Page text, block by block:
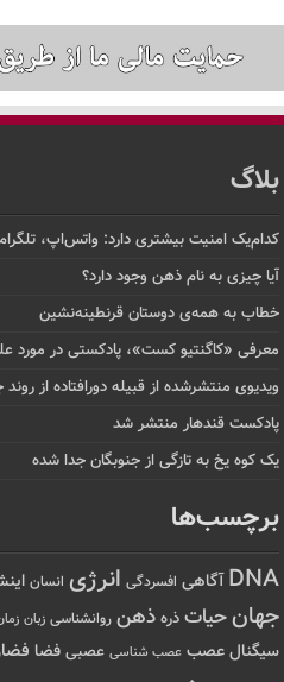
بلاگ
کدام‌یک امنیت بیشتری دارد: واتس‌اپ،
آیا چیزی به نام ذهن وجود دارد؟
خطاب به همه‌ی دوستان قرنطینه‌نشین
معرفی «کاگنتیو کست»، پادکستی در مورد
ویدیوی منتشرشده از قبیله دورافتاده‌ از
پادکست قندهار منتشر شد
یک کوه یخ به تازگی از جنوبگان جدا شده
برچسب‌ها
DNA آگاهی افسردگی انرژی انسان
جهانحیات ذره ذهن روانشناسی زبان
سیگنال عصب عصب شناسی عصبی فضا